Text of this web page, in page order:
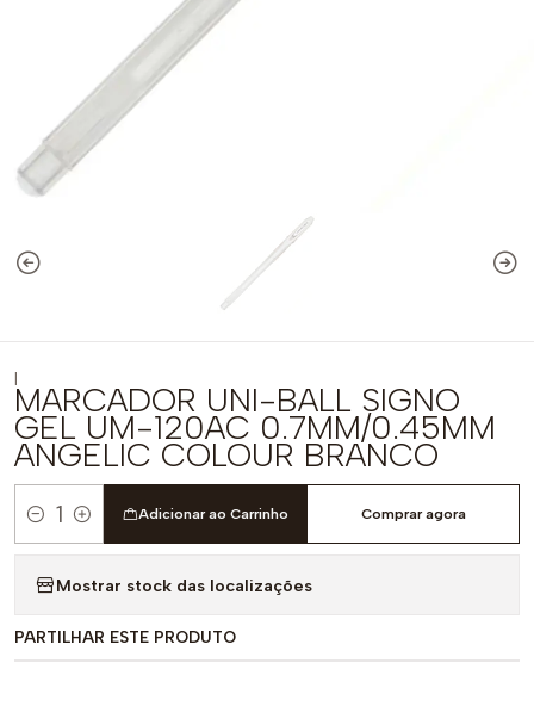
|
MARCADOR UNI-BALL SIGNO
GEL UM-120AC 0.7MM/0.45MM
ANGELIC COLOUR BRANCO
Quantidade
Adicionar ao Carrinho Comprar agora
Mostrar stock das localizações
PARTILHAR ESTE PRODUTO